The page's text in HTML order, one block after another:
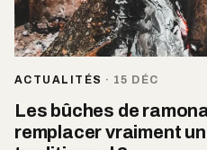
ACTUALITÉS · 15 DÉC
Les bûches de
remplacer vraiment